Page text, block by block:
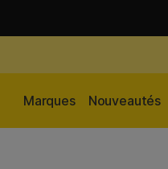
Nouveautés
Marques